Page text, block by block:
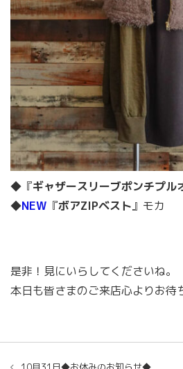
◆『ギャザースリーブポンチプル
◆NEW 『ボアZIPベスト』モカ
是非！見にいらしてくださいね。
本日も皆さまのご来店心よりお